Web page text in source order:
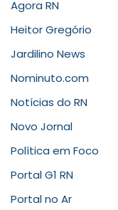
Agora RN
Heitor Gregório
Jardilino News
Nominuto.com
Notícias do RN
Novo Jornal
Política em Foco
Portal G1 RN
Portal no Ar